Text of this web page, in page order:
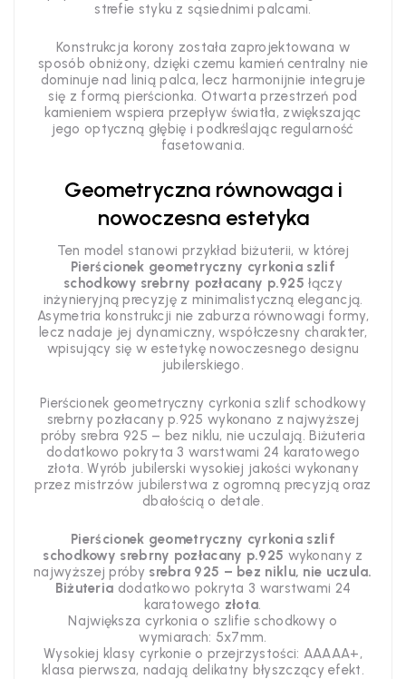
strefie styku z sąsiednimi palcami.
Konstrukcja korony została zaprojektowana w
sposób obniżony, dzięki czemu kamień centralny nie
dominuje nad linią palca, lecz harmonijnie integruje
się z formą pierścionka. Otwarta przestrzeń pod
kamieniem wspiera przepływ światła, zwiększając
jego optyczną głębię i podkreślając regularność
fasetowania.
Geometryczna równowaga i
nowoczesna estetyka
Ten model stanowi przykład biżuterii, w której
Pierścionek geometryczny cyrkonia szlif
schodkowy srebrny pozłacany p.925 łączy
inżynieryjną precyzję z minimalistyczną elegancją.
Asymetria konstrukcji nie zaburza równowagi formy,
lecz nadaje jej dynamiczny, współczesny charakter,
wpisujący się w estetykę nowoczesnego designu
jubilerskiego.
Pierścionek geometryczny cyrkonia szlif schodkowy
srebrny pozłacany p.925 wykonano z najwyższej
próby srebra 925 – bez niklu, nie uczulają. Biżuteria
dodatkowo pokryta 3 warstwami 24 karatowego
złota. Wyrób jubilerski wysokiej jakości wykonany
przez mistrzów jubilerstwa z ogromną precyzją oraz
dbałością o detale.
Pierścionek geometryczny cyrkonia szlif
schodkowy srebrny pozłacany p.925 wykonany z
najwyższej próby srebra 925 – bez niklu, nie uczula.
Biżuteria dodatkowo pokryta 3 warstwami 24
karatowego złota.
Największa cyrkonia o szlifie schodkowy o
wymiarach: 5x7mm.
Wysokiej klasy cyrkonie o przejrzystości: AAAAA+,
klasa pierwsza, nadają delikatny błyszczący efekt.